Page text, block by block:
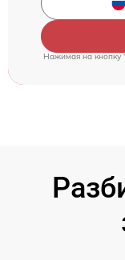
Нажимая на кнопку